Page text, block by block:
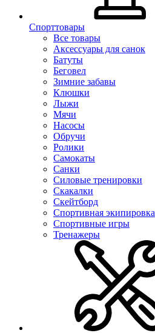
Спорттовары
Все товары
Аксессуары для санок
Батуты
Беговел
Зимние забавы
Клюшки
Лыжи
Мячи
Насосы
Обручи
Ролики
Самокаты
Санки
Силовые тренировки
Скакалки
Скейтборд
Спортивная экипировка
Спортивные игры
Тренажеры